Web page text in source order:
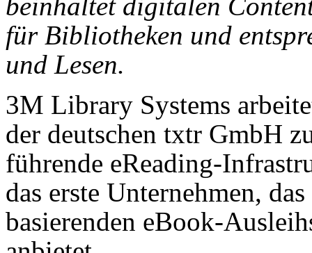
für Bibliotheken und
und Lesen.
3M Library Systems
der deutschen txtr GmbH
führende eReading-
das erste Unternehmen,
basierenden eBook-